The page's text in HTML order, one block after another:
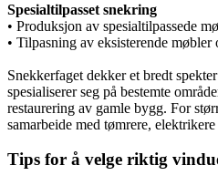
Spesialtilpasset snekring
• Produksjon av spesialtilpassede
• Tilpasning av eksisterende møbler
Snekkerfaget dekker et bredt
spesialiserer seg på bestemte
restaurering av gamle bygg. For
samarbeide med tømrere,
Tips for å velge riktig